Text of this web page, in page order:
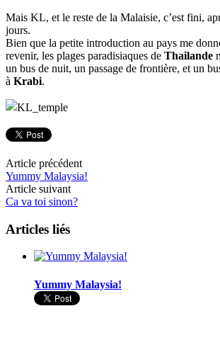
Mais KL, et le reste de la Malaisie, c’est fini,
jours.
Bien que la petite introduction au pays me
revenir, les plages paradisiaques de Thailande
un bus de nuit, un passage de frontière, et un
à Krabi.
Article précédent
Yummy Malaysia!
Article suivant
Ca va toi sinon?
Articles liés
Yummy Malaysia!